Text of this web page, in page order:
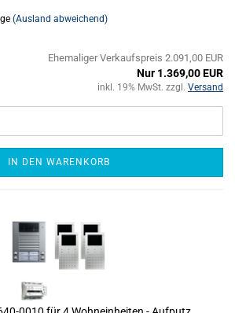
(Ausland abweichend)
Ehemaliger Verkaufspreis 2.091,00 EUR
Nur 1.369,00 EUR
inkl. 19% MwSt. zzgl. Versand
IN DEN WARENKORB